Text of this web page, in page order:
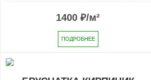
1400 ₽/м²
ПОДРОБНЕЕ